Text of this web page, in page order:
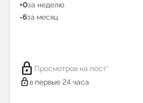
+0за неделю
-6за месяц
lock Просмотров на пост*
lock в первые 24 часа